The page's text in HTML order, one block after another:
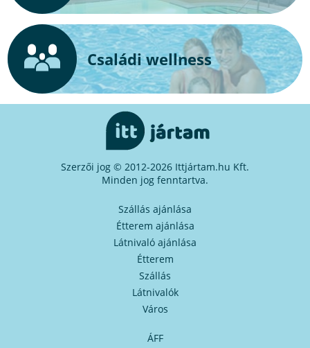
Családi wellness
Szerzői jog © 2012-2026 Ittjártam.hu Kft.
Minden jog fenntartva.
Szállás ajánlása
Étterem ajánlása
Látnivaló ajánlása
Étterem
Szállás
Látnivalók
Város
ÁFF